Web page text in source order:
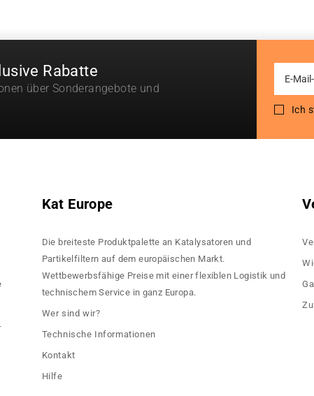
Rabatte
über Sonderangebote und
for
Ich
Kat Europe
Die breiteste Produktpalette an Katalysatoren und
Partikelfiltern auf dem europäischen Markt.
Wettbewerbsfähige Preise mit einer flexiblen Logistik und
technischem Service in ganz Europa.
Wer sind wir?
Technische Informationen
Kontakt
Hilfe